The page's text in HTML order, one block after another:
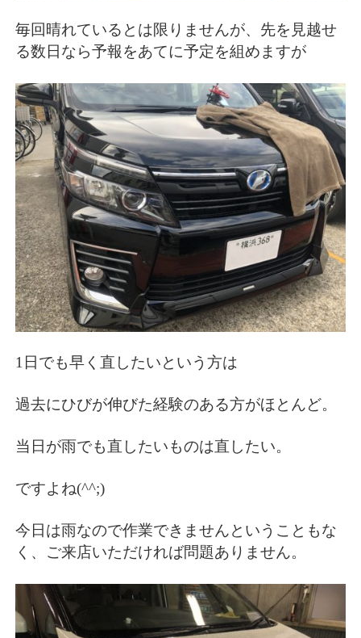
毎回晴れているとは限りませんが、先を見越せ
る数日なら予報をあてに予定を組めますが
1日でも早く直したいという方は
過去にひびが伸びた経験のある方がほとんど。
当日が雨でも直したいものは直したい。
ですよね(^^;)
今日は雨なので作業できませんということもな
く、ご来店いただければ問題ありません。